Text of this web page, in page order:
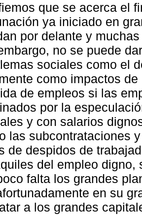
que se acerca el
ya iniciado en
por delante y
no se puede
sociales como el
como impactos
de empleos si las
por la
y con salarios
las subcontrataciones
de despidos de
del empleo digno,
falta los grandes
en su
a los grandes